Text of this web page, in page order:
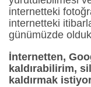
internetteki
internetteki
günümüzde
İnternetten, G
kaldırabilirim,
kaldırmak